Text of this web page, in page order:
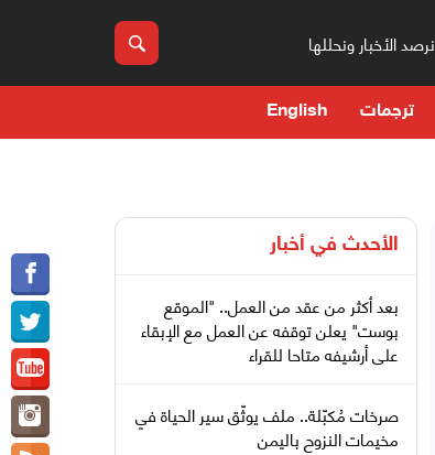
نرصد الأخبار ونحللها
ترجمات English
الأحدث في أخبار
بعد أكثر من عقد من العمل.. "الموقع
بوست" يعلن توقفه عن العمل مع الإبقاء
على أرشيفه متاحا للقراء
صرخات مُكبّلة.. ملف يوثّق سير الحياة في
مخيمات النزوح باليمن